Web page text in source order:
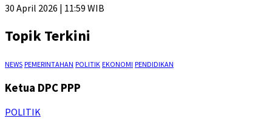
30 April 2026 | 11:59 WIB
Topik Terkini
NEWS PEMERINTAHAN POLITIK EKONOMI PENDIDIKAN
Ketua DPC PPP
POLITIK